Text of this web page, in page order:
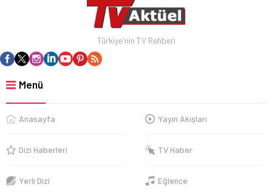
Türkiye'nin TV Rehberi
Menü
Anasayfa Yayın Akışları
Dizi Haberleri TV Haber
Yerli Dizi Eğlence